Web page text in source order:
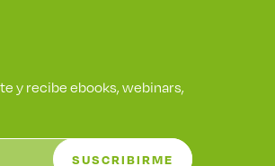
y recibe ebooks, webinars,